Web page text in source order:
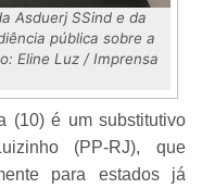
Asduerj SSind e da
pública sobre a
Eline Luz / Imprensa
(10) é um substitutivo
(PP-RJ), que
para estados já